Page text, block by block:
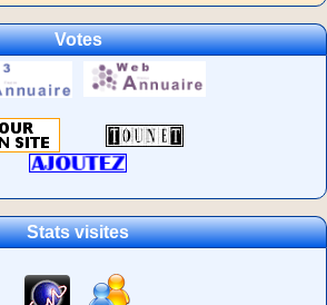
Votes
Stats visites